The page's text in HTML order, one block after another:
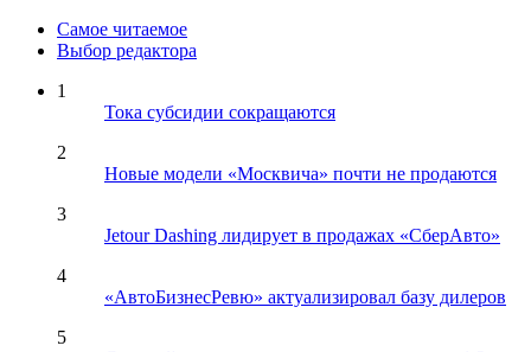
Самое читаемое
Выбор редактора
1
Тока субсидии сокращаются
2
Новые модели «Москвича» почти не продаются
3
Jetour Dashing лидирует в продажах «СберАвто»
4
«АвтоБизнесРевю» актуализировал базу дилеров
5